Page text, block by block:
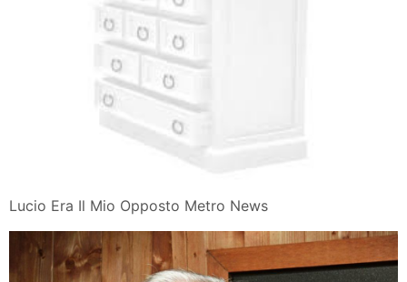
Lucio Era Il Mio Opposto Metro News